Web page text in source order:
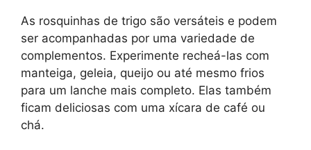
As rosquinhas de trigo são versáteis e podem
ser acompanhadas por uma variedade de
complementos. Experimente recheá-las com
manteiga, geleia, queijo ou até mesmo frios
para um lanche mais completo. Elas também
ficam deliciosas com uma xícara de café ou
chá.